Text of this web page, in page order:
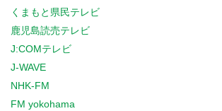
くまもと県民テレビ
鹿児島読売テレビ
J:COMテレビ
J-WAVE
NHK-FM
FM yokohama